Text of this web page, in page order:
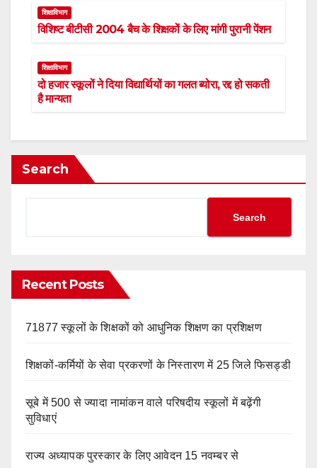
शिक्षाविभाग
विशिष्ट बीटीसी 2004 बैच के शिक्षकों के लिए मांगी पुरानी पेंशन
शिक्षाविभाग
दो हजार स्कूलों ने दिया विद्यार्थियों का गलत ब्योरा, रद्द हो सकती
है मान्यता
Search
Search
Recent Posts
71877 स्कूलों के शिक्षकों को आधुनिक शिक्षण का प्रशिक्षण
शिक्षकों-कर्मियों के सेवा प्रकरणों के निस्तारण में 25 जिले फिसड्डी
सूबे में 500 से ज्यादा नामांकन वाले परिषदीय स्कूलों में बढ़ेंगी
सुविधाएं
राज्य अध्यापक पुरस्कार के लिए आवेदन 15 नवम्बर से